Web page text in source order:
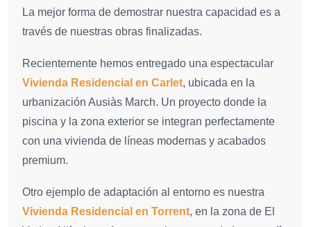
La mejor forma de demostrar nuestra capacidad es a
través de nuestras obras finalizadas.
Recientemente hemos entregado una espectacular
Vivienda Residencial en Carlet, ubicada en la
urbanización Ausiàs March. Un proyecto donde la
piscina y la zona exterior se integran perfectamente
con una vivienda de líneas modernas y acabados
premium.
Otro ejemplo de adaptación al entorno es nuestra
Vivienda Residencial en Torrent, en la zona de El